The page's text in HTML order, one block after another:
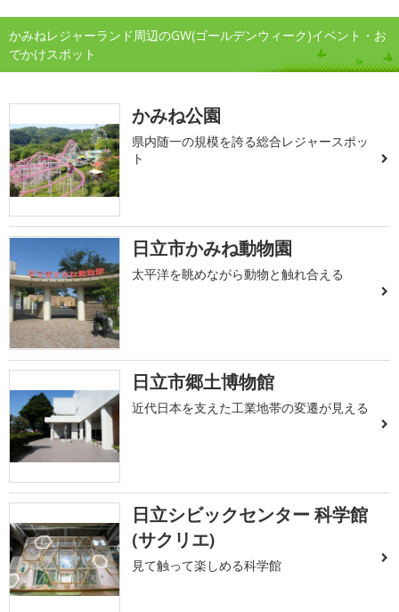
かみねレジャーランド周辺のGW(ゴールデンウィーク)イベント・お
でかけスポット
かみね公園
県内随一の規模を誇る総合レジャースポッ
ト
日立市かみね動物園
太平洋を眺めながら動物と触れ合える
日立市郷土博物館
近代日本を支えた工業地帯の変遷が見える
日立シビックセンター 科学館
(サクリエ)
見て触って楽しめる科学館